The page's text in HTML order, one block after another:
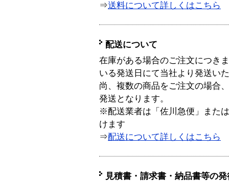
⇒送料について詳しくはこちら
配送について
在庫がある場合のご注文につき
いる発送日にて当社より発送い
尚、複数の商品をご注文の場合
発送となります。
※配送業者は「佐川急便」また
けます
⇒配送について詳しくはこちら
見積書・請求書・納品書等の